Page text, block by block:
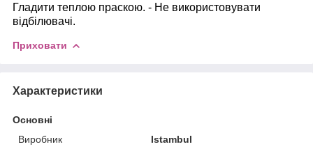
Гладити теплою праскою. - Не використовувати
відбілювачі.
Приховати
Характеристики
Основні
Виробник
Istambul